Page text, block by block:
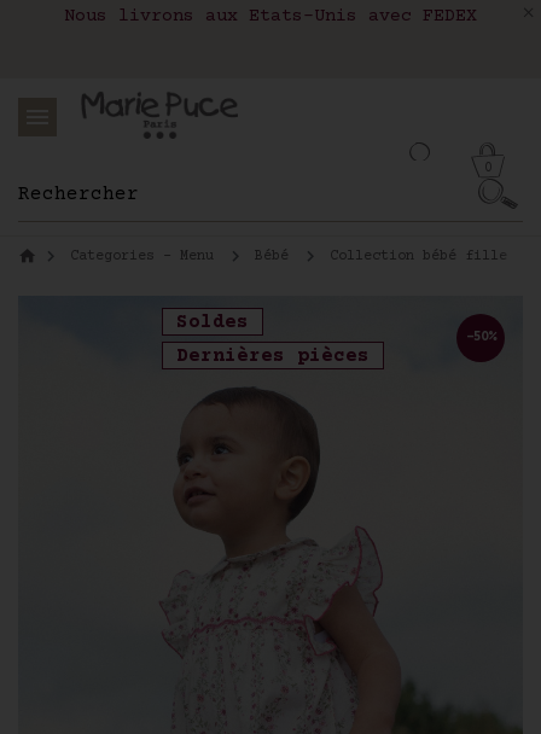
Notre site part en vacances !
Nous livrons aux Etats-Unis avec FEDEX
Livraison en relais colis en France,
0
Categories - Menu Bébé Collection bébé fille
Soldes
Dernières pièces
-50%